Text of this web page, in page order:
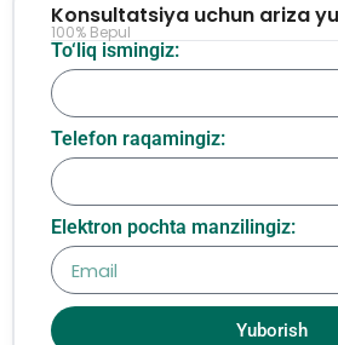
To‘liq ismingiz:
Telefon raqamingiz:
Elektron pochta manzilingiz:
Yuborish
Konsultatsiya uchun ariza
100% Bepul